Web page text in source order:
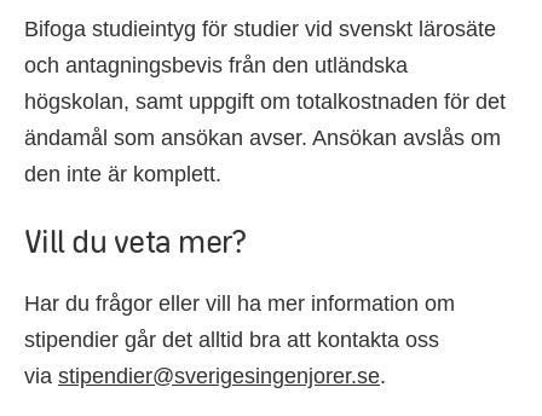
Bifoga studieintyg för studier vid svenskt lärosäte
och antagningsbevis från den utländska
högskolan, samt uppgift om totalkostnaden för det
ändamål som ansökan avser. Ansökan avslås om
den inte är komplett.
Vill du veta mer?
Har du frågor eller vill ha mer information om
stipendier går det alltid bra att kontakta oss
via stipendier@sverigesingenjorer.se.